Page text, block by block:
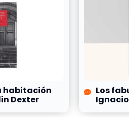
habitación
Dexter
Los